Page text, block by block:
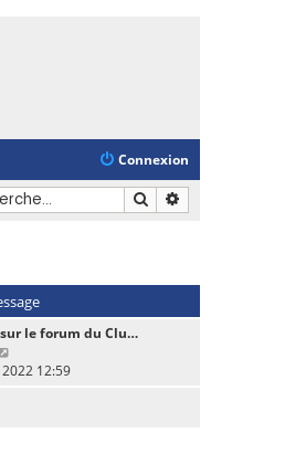
Connexion
Rechercher
le forum du Clu…
o
12:59